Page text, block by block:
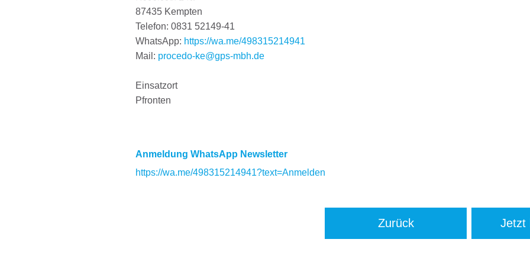
87435 Kempten
Telefon: 0831 52149-41
WhatsApp: https://wa.me/498315214941
Mail: procedo-ke@gps-mbh.de
Einsatzort
Pfronten
Anmeldung WhatsApp Newsletter
https://wa.me/498315214941?text=Anmelden
Zurück Jetzt